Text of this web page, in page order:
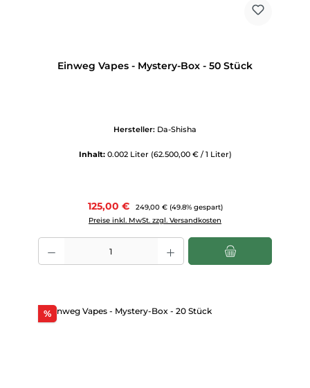
Einweg Vapes - Mystery-Box - 50 Stück
Hersteller: Da-Shisha
Inhalt: 0.002 Liter (62.500,00 € / 1 Liter)
Verkaufspreis:
125,00 € Regulärer Preis:
249,00 € (49.8% gespart)
Preise inkl. MwSt. zzgl. Versandkosten
Produkt Anzahl: Gib den gewünschten Wert ein oder benutze die
%Rabatt